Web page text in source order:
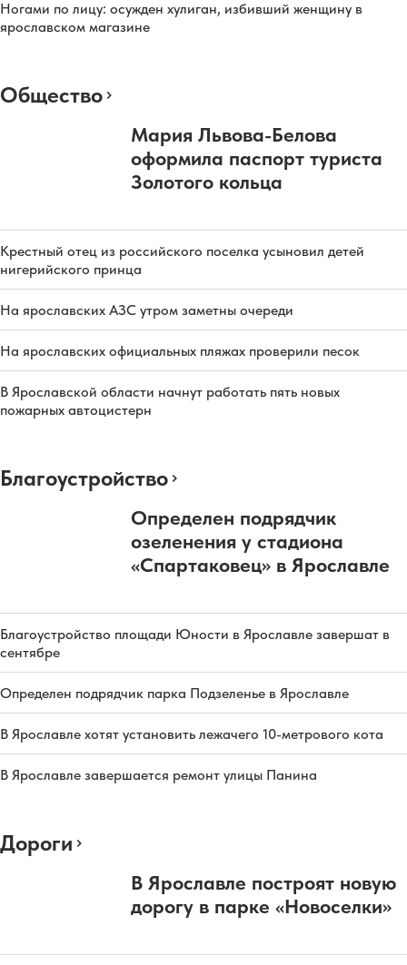
Ногами по лицу: осужден хулиган, избивший женщину в
ярославском магазине
Общество
Мария Львова-Белова
оформила паспорт туриста
Золотого кольца
Крестный отец из российского поселка усыновил детей
нигерийского принца
На ярославских АЗС утром заметны очереди
На ярославских официальных пляжах проверили песок
В Ярославской области начнут работать пять новых
пожарных автоцистерн
Благоустройство
Определен подрядчик
озеленения у стадиона
«Спартаковец» в Ярославле
Благоустройство площади Юности в Ярославле завершат в
сентябре
Определен подрядчик парка Подзеленье в Ярославле
В Ярославле хотят установить лежачего 10-метрового кота
В Ярославле завершается ремонт улицы Панина
Дороги
В Ярославле построят новую
дорогу в парке «Новоселки»